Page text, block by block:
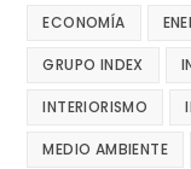
ECONOMÍA
GRUPO INDEX
INTERIORISMO
MEDIO AMBIENTE